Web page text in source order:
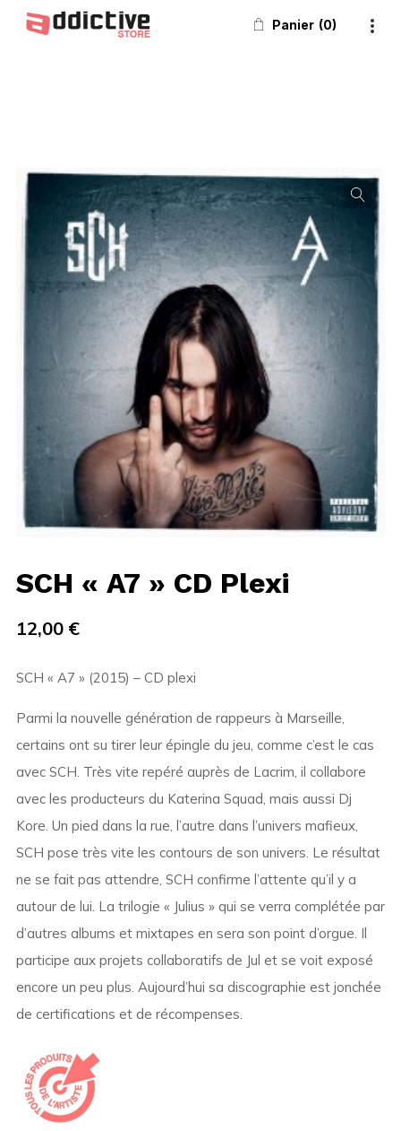
Panier 0
SCH « A7 » CD Plexi
12,00 €
SCH « A7 » (2015) – CD plexi
Parmi la nouvelle génération de rappeurs à Marseille,
certains ont su tirer leur épingle du jeu, comme c’est le cas
avec SCH. Très vite repéré auprès de Lacrim, il collabore
avec les producteurs du Katerina Squad, mais aussi Dj
Kore. Un pied dans la rue, l’autre dans l’univers mafieux,
SCH pose très vite les contours de son univers. Le résultat
ne se fait pas attendre, SCH confirme l’attente qu’il y a
autour de lui. La trilogie « Julius » qui se verra complétée par
d’autres albums et mixtapes en sera son point d’orgue. Il
participe aux projets collaboratifs de Jul et se voit exposé
encore un peu plus. Aujourd’hui sa discographie est jonchée
de certifications et de récompenses.